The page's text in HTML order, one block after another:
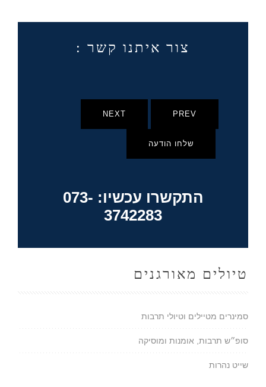
צור איתנו קשר :
PREV
NEXT
שלחו הודעה
התקשרו עכשיו: 073-
3742283
טיולים מאורגנים
סמינרים מטיילים וטיולי תרבות
סופ״ש תרבות, אומנות ומוסיקה
שייט נהרות